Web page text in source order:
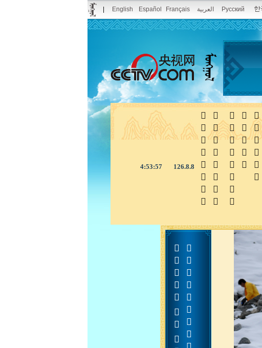
English Español Français العربية Русский
4:53:58 126.8.8 
 

